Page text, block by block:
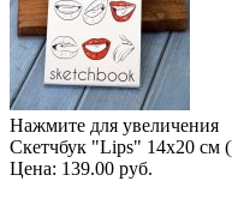
Нажмите для увеличения
Скетчбук "Lips" 14х20 см
Цена: 139.00 руб.